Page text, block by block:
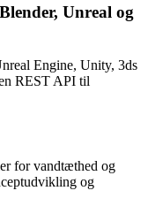
Unreal og
Engine, Unity, 3ds
REST API til
for vandtæthed og
og